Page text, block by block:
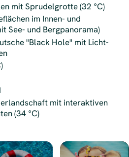
mit Sprudelgrotte (32 °C)
im Innen- und
See- und Bergpanorama)
"Black Hole" mit Licht-
mit interaktiven
(34 °C)